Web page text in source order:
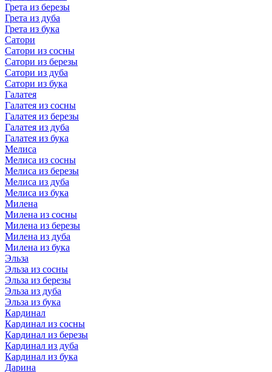
Грета из березы
Грета из дуба
Грета из бука
Сатори
Сатори из сосны
Сатори из березы
Сатори из дуба
Сатори из бука
Галатея
Галатея из сосны
Галатея из березы
Галатея из дуба
Галатея из бука
Мелиса
Мелиса из сосны
Мелиса из березы
Мелиса из дуба
Мелиса из бука
Милена
Милена из сосны
Милена из березы
Милена из дуба
Милена из бука
Эльза
Эльза из сосны
Эльза из березы
Эльза из дуба
Эльза из бука
Кардинал
Кардинал из сосны
Кардинал из березы
Кардинал из дуба
Кардинал из бука
Дарина